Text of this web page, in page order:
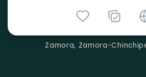
Zamora, Zamora-